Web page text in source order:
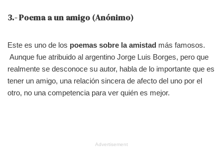
3.- Poema a un amigo (Anónimo)
Este es uno de los poemas sobre la amistad más famosos.
Aunque fue atribuido al argentino Jorge Luis Borges, pero que
realmente se desconoce su autor, habla de lo importante que es
tener un amigo, una relación sincera de afecto del uno por el
otro, no una competencia para ver quién es mejor.
Advertisement